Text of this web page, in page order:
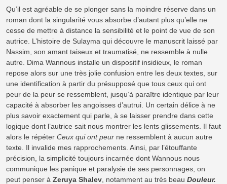
Qu’il est agréable de se plonger sans la moindre réserve dans un
roman dont la singularité vous absorbe d’autant plus qu’elle ne
cesse de mettre à distance la sensibilité et le point de vue de son
autrice. L’histoire de Sulayma qui découvre le manuscrit laissé par
Nassim, son amant taiseux et traumatisé, ne ressemble à nulle
autre. Dima Wannous installe un dispositif insidieux, le roman
repose alors sur une très jolie confusion entre les deux textes, sur
une identification à partir du présupposé que tous ceux qui ont
peur de la peur se ressemblent, jusqu’à paraître identique par leur
capacité à absorber les angoisses d’autrui. Un certain délice à ne
plus savoir exactement qui parle, à se laisser prendre dans cette
logique dont l’autrice sait nous montrer les lents glissements. Il faut
alors le répéter Ceux qui ont peur ne ressemblent à aucun autre
texte. Il invalide mes rapprochements. Ainsi, par l’étouffante
précision, la simplicité toujours incarnée dont Wannous nous
communique les panique et paralysie de ses personnages, on
peut penser à Zeruya Shalev , notamment au très beau Douleur.